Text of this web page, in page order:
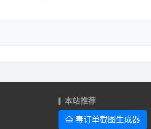
本站推荐
毒订单截图生成器